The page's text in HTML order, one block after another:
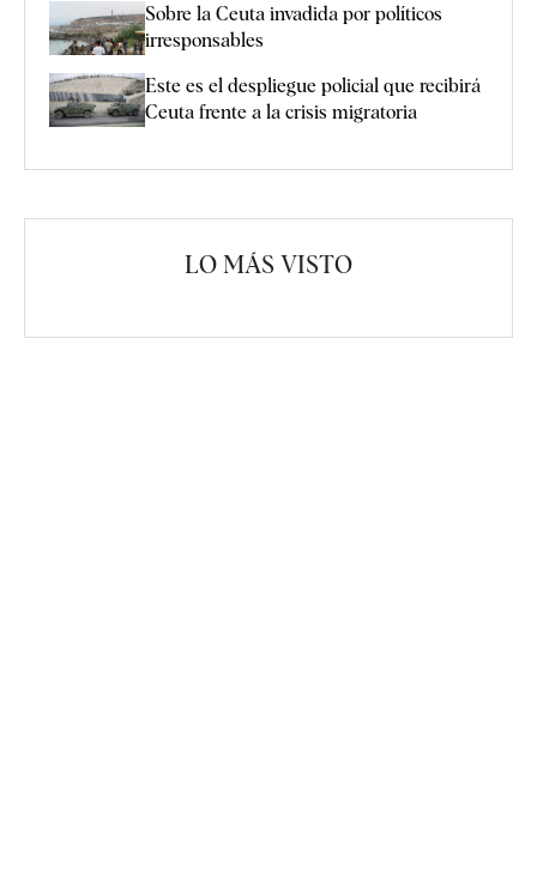
Sobre la Ceuta invadida por políticos
irresponsables
Este es el despliegue policial que recibirá
Ceuta frente a la crisis migratoria
LO MÁS VISTO